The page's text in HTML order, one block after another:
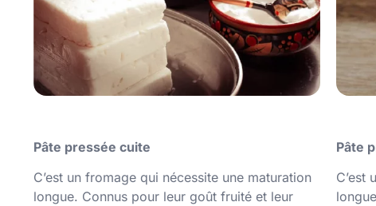
Pâte pressée cuite
C’est un fromage qui nécessite une maturation
longue. Connus pour leur goût fruité et leur
Pâte
C’est